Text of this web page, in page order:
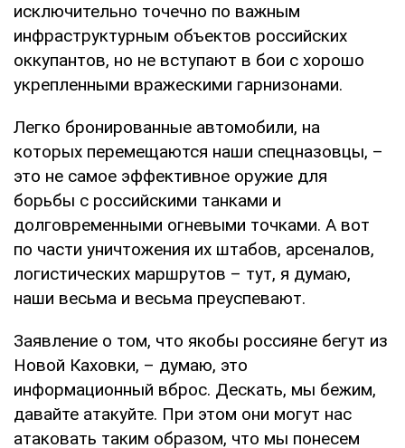
исключительно точечно по важным
инфраструктурным объектов российских
оккупантов, но не вступают в бои с хорошо
укрепленными вражескими гарнизонами.
Легко бронированные автомобили, на
которых перемещаются наши спецназовцы, –
это не самое эффективное оружие для
борьбы с российскими танками и
долговременными огневыми точками. А вот
по части уничтожения их штабов, арсеналов,
логистических маршрутов – тут, я думаю,
наши весьма и весьма преуспевают.
Заявление о том, что якобы россияне бегут из
Новой Каховки, – думаю, это
информационный вброс. Дескать, мы бежим,
давайте атакуйте. При этом они могут нас
атаковать таким образом, что мы понесем